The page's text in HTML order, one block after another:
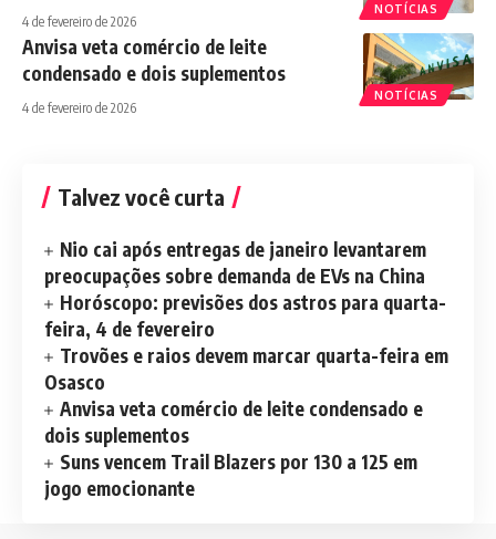
NOTÍCIAS
4 de fevereiro de 2026
NOTÍCIAS
Anvisa veta comércio de leite
condensado e dois suplementos
4 de fevereiro de 2026
Talvez você curta
Nio cai após entregas de janeiro levantarem
preocupações sobre demanda de EVs na China
Horóscopo: previsões dos astros para quarta-
feira, 4 de fevereiro
Trovões e raios devem marcar quarta-feira em
Osasco
Anvisa veta comércio de leite condensado e
dois suplementos
Suns vencem Trail Blazers por 130 a 125 em
jogo emocionante